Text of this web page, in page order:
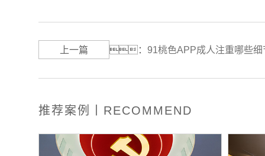
上一篇 ： 91桃色APP成人注重哪
推荐案例丨RECOMMEND